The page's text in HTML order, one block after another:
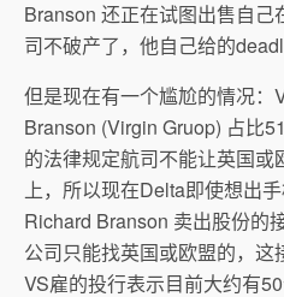
Branson 还正在试图出售自
司不破产了，他自己给的
但是现在有一个尴尬的情况
Branson (Virgin Gruop) 占比
的法律规定航司不能让英国
上，所以现在Delta即使想出
Richard Branson 卖出股份的
公司只能找英国或欧盟的，这
VS雇的投行表示目前大约有